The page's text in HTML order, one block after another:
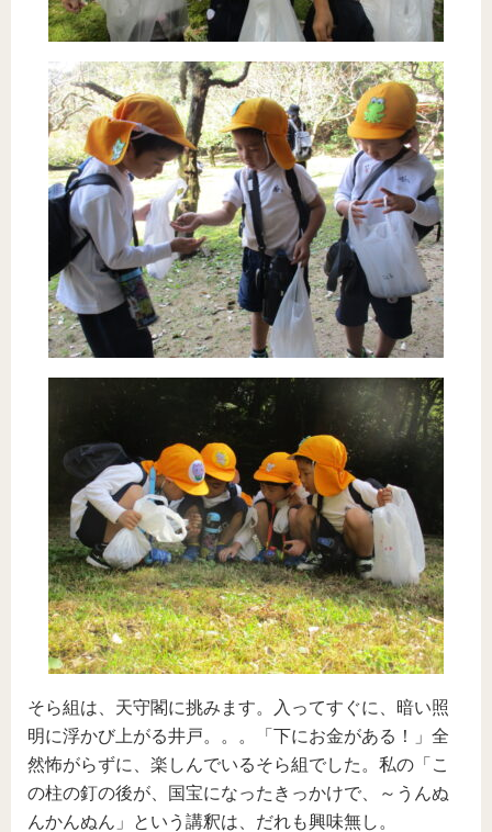
そら組は、天守閣に挑みます。入ってすぐに、暗い照
明に浮かび上がる井戸。。。「下にお金がある！」全
然怖がらずに、楽しんでいるそら組でした。私の「こ
の柱の釘の後が、国宝になったきっかけで、～うんぬ
んかんぬん」という講釈は、だれも興味無し。